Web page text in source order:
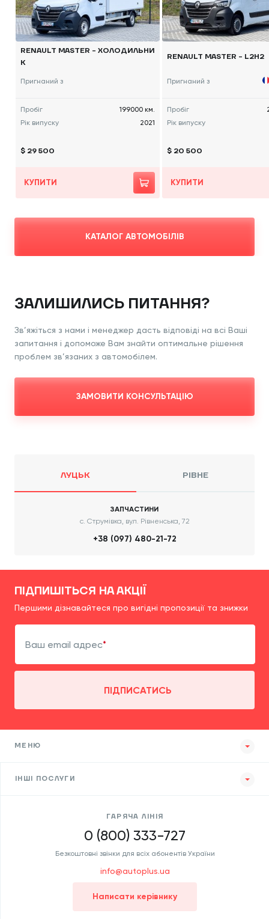
RENAULT MASTER - ХОЛОДИЛЬНИ
К
Пригнаний з
Пробіг
199000 км.
Рік випуску
2021
$ 29 500
КУПИТИ
RENAULT MASTER - L2H2
Пригнаний з
Пробіг
Рік випуску
$ 20 500
КУПИТИ
КАТАЛОГ АВТОМОБІЛІВ
ЗАЛИШИЛИСЬ ПИТАННЯ?
Зв’яжіться з нами і менеджер дасть відповіді на всі Ваші
запитання і допоможе Вам знайти оптимальне рішення
проблем зв’язаних з автомобілем.
ЗАМОВИТИ КОНСУЛЬТАЦІЮ
ЛУЦЬК РІВНЕ
ЗАПЧАСТИНИ
с. Струмівка, вул. Рівненська, 72
+38 (097) 480-21-72
ПІДПИШІТЬСЯ НА АКЦІЇ
Першими дізнавайтеся про вигідні пропозиції та знижки
Ваш email адрес
ПІДПИСАТИСЬ
МЕНЮ
ІНШІ ПОСЛУГИ
ГАРЯЧА ЛІНІЯ
0 (800) 333-727
Безкоштовні звінки для всіх абонентів України
info@autoplus.ua
Написати керівнику